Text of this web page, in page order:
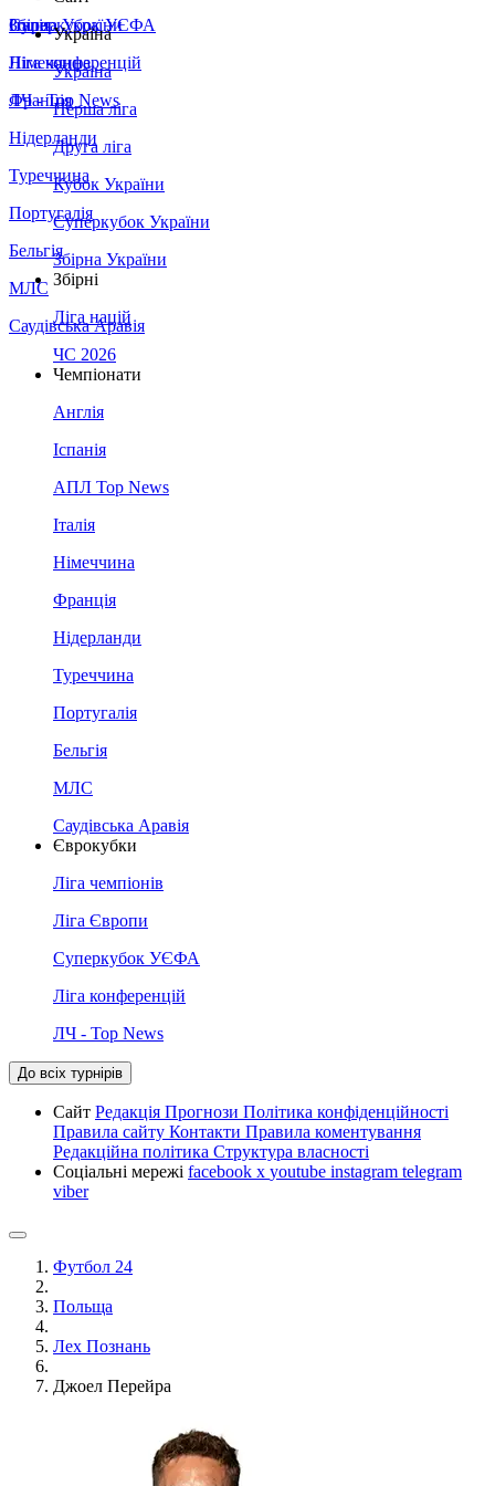
Збірна України
Італія
Німеччина
Франція
Нідерланди
Туреччина
Португалія
Бельгія
МЛС
Саудівська Аравія
Суперкубок УЄФА
Ліга конференцій
ЛЧ - Top News
Україна
Україна
Перша ліга
Друга ліга
Кубок України
Суперкубок України
Збірна України
Збірні
Ліга націй
ЧС 2026
Чемпіонати
Англія
Іспанія
АПЛ Top News
Італія
Німеччина
Франція
Нідерланди
Туреччина
Португалія
Бельгія
МЛС
Саудівська Аравія
Єврокубки
Ліга чемпіонів
Ліга Європи
Суперкубок УЄФА
Ліга конференцій
ЛЧ - Top News
До всіх турнірів
Сайт Редакція Прогнози Політика конфіденційності
Правила сайту Контакти Правила коментування
Редакційна політика Структура власності
Соціальні мережі facebook x youtube instagram telegram
viber
Футбол 24
Польща
Лех Познань
Джоел Перейра